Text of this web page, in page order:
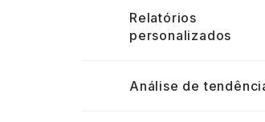
Relatórios
personalizados
Análise de